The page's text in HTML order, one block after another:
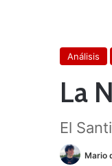
Análisis
La
El
Mario